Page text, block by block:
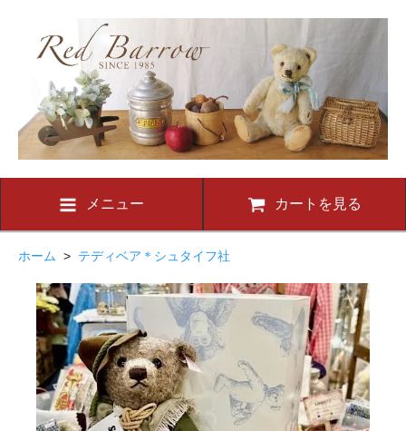
メニュー カートを見る
ホーム > テディベア＊シュタイフ社